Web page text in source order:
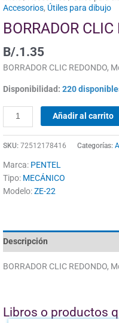
Accesorios, Útiles para dibujo
BORRADOR
B/.1.35
BORRADOR CLIC REDONDO,
Disponibilidad: 220
Añadir al carrito
SKU: 72512178416 Categorías:
Marca: PENTEL
Tipo: MECÁNICO
Modelo:ZE-22
Descripción
BORRADOR CLIC REDONDO,
Libros o productos